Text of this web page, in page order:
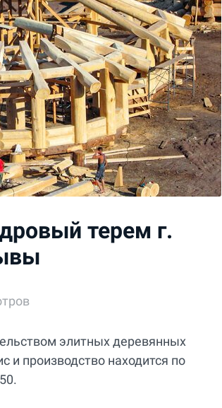
терем г.
элитных деревянных
и производство находится по